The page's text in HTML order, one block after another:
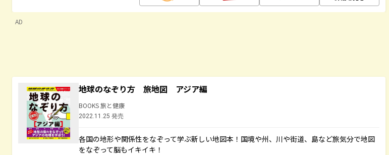
AD
地球のなぞり方 旅地図 アジア編
BOOKS 旅と健康
2022.11.25 発売
各国の地形や関係性をなぞって学ぶ新しい地図本！国境や州、川や街道、島など旅気分で地図
をなぞって脳もイキイキ！